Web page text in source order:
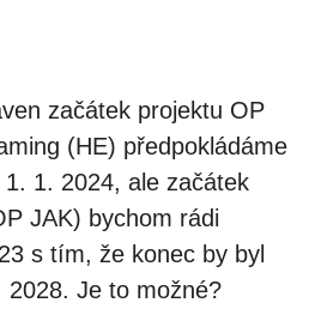
začátek projektu OP
(HE) předpokládáme
1. 2024, ale začátek
JAK) bychom rádi
s tím, že konec by byl
2028. Je to možné?